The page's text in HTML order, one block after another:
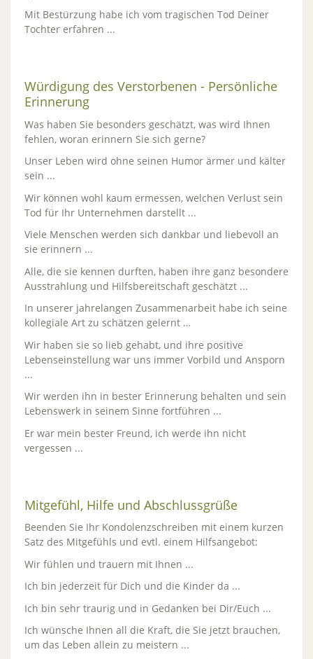
Mit Bestürzung habe ich vom tragischen Tod Deiner
Tochter erfahren ...
Würdigung des Verstorbenen - Persönliche
Erinnerung
Was haben Sie besonders geschätzt, was wird Ihnen
fehlen, woran erinnern Sie sich gerne?
Unser Leben wird ohne seinen Humor ärmer und kälter
sein ...
Wir können wohl kaum ermessen, welchen Verlust sein
Tod für Ihr Unternehmen darstellt ...
Viele Menschen werden sich dankbar und liebevoll an
sie erinnern ...
Alle, die sie kennen durften, haben ihre ganz besondere
Ausstrahlung und Hilfsbereitschaft geschätzt ...
In unserer jahrelangen Zusammenarbeit habe ich seine
kollegiale Art zu schätzen gelernt …
Wir haben sie so lieb gehabt, und ihre positive
Lebenseinstellung war uns immer Vorbild und Ansporn
...
Wir werden ihn in bester Erinnerung behalten und sein
Lebenswerk in seinem Sinne fortführen ...
Er war mein bester Freund, ich werde ihn nicht
vergessen ...
Mitgefühl, Hilfe und Abschlussgrüße
Beenden Sie Ihr Kondolenzschreiben mit einem kurzen
Satz des Mitgefühls und evtl. einem Hilfsangebot:
Wir fühlen und trauern mit Ihnen ...
Ich bin jederzeit für Dich und die Kinder da ...
Ich bin sehr traurig und in Gedanken bei Dir/Euch ...
Ich wünsche Ihnen all die Kraft, die Sie jetzt brauchen,
um das Leben allein zu meistern ...